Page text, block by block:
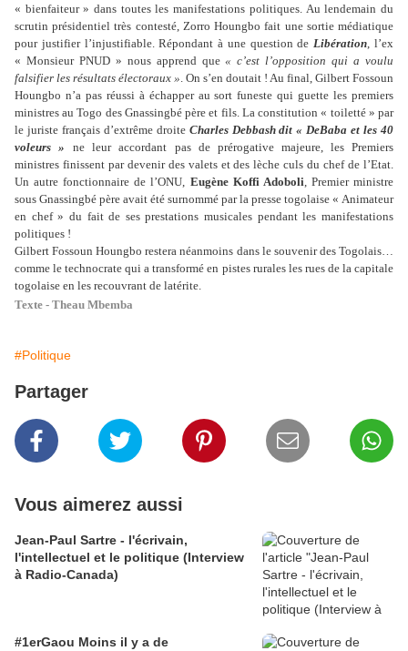
« bienfaiteur » dans toutes les manifestations politiques. Au lendemain du
scrutin présidentiel très contesté, Zorro Houngbo fait une sortie médiatique
pour justifier l’injustifiable. Répondant à une question deLibération, l’ex
« Monsieur PNUD » nous apprend que« c’est l’opposition qui a voulu
falsifier les résultats électoraux ». On s’en doutait ! Au final, Gilbert Fossoun
Houngbo n’a pas réussi à échapper au sort funeste qui guette les premiers
ministres au Togo des Gnassingbé père et fils. La constitution « toiletté » par
le juriste français d’extrême droite Charles Debbash dit « DeBaba et les 40
voleurs »
ne leur accordant pas de prérogative majeure, les Premiers
ministres finissent par devenir des valets et des lèche culs du chef de l’Etat.
Un autre fonctionnaire de l’ONU, Eugène Koffi Adoboli, Premier ministre
sous Gnassingbé père avait été surnommé par la presse togolaise « Animateur
en chef » du fait de ses prestations musicales pendant les manifestations
politiques !
Gilbert Fossoun Houngbo restera néanmoins dans le souvenir des Togolais…
comme le technocrate qui a transformé en pistes rurales les rues de la capitale
togolaise en les recouvrant de latérite.
Texte - Theau Mbemba
#Politique
Partager
Vous aimerez aussi
Jean-Paul Sartre - l'écrivain,
l'intellectuel et le politique (Interview
à Radio-Canada)
#1erGaou Moins il y a de